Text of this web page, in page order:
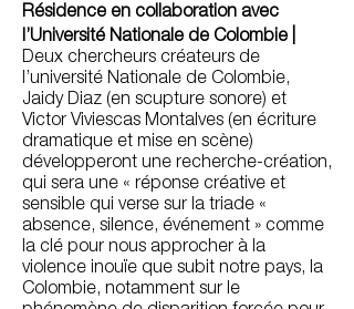
Résidence en collaboration avec
l’Université Nationale de Colombie |
Deux chercheurs créateurs de
l’université Nationale de Colombie,
Jaidy Diaz (en scupture sonore) et
Victor Viviescas Montalves (en écriture
dramatique et mise en scène)
développeront une recherche-création,
qui sera une « réponse créative et
sensible qui verse sur la triade «
absence, silence, événement » comme
la clé pour nous approcher à la
violence inouïe que subit notre pays, la
Colombie, notamment sur le